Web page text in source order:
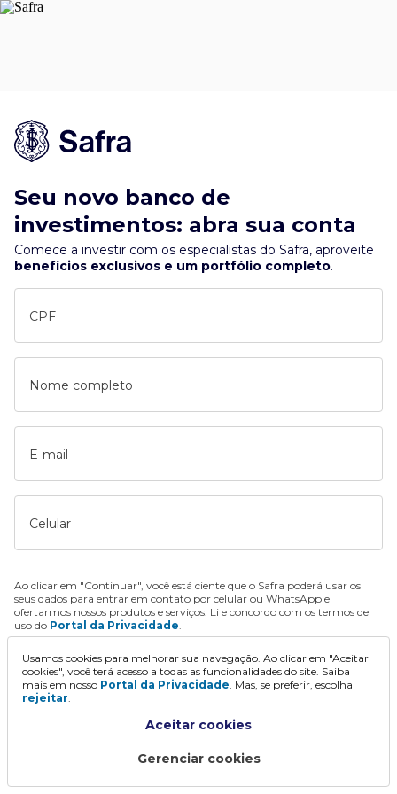
Seu novo banco de
investimentos: abra sua conta
Comece a investir com os especialistas do Safra, aproveite
benefícios exclusivos e um portfólio completo.
CPF
Nome completo
E-mail
Celular
Ao clicar em "Continuar", você está ciente que o Safra poderá usar os
seus dados para entrar em contato por celular ou WhatsApp e
ofertarmos nossos produtos e serviços. Li e concordo com os termos de
uso do Portal da Privacidade.
Continuar
Usamos cookies para melhorar sua navegação. Ao clicar em "Aceitar
cookies", você terá acesso a todas as funcionalidades do site. Saiba
mais em nosso Portal da Privacidade. Mas, se preferir, escolha
rejeitar.
Aceitar cookies
Gerenciar cookies